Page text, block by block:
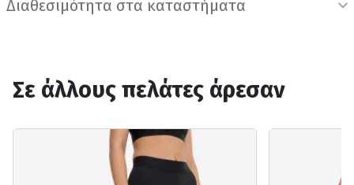
Διαθεσιμότητα στα καταστήματα
Σε άλλους πελάτες άρεσαν